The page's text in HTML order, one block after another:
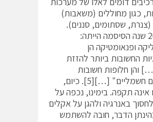
כגון מחוללים (משאבות)
(צנרת, שסתומים, סננים).
לפני כ-20 שנה הסיסמה הייתה:
ופנאומטיקה הן
החשובות ביותר להזזת
והן חלופות חשובות
למפעילים חשמליים" […][5]. כיום,
אינה תקפה. בימינו, נכפה על
באנרגיה ולהגן על אקלים
הדבר, חובה להשתמש